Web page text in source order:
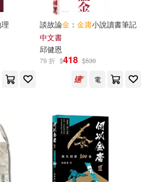
上官聖泓(2)
填下烏賊(2)
版社(4)
(3)
(3)
(453)
/繪(659)
談故論金 ： 金庸小說讀書筆記
中文書
邱健恩
79 折 $418 $530
電